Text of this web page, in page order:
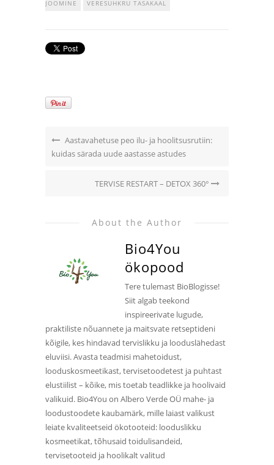
JOOMINE VERESUHKRU TASAKAAL
Aastavahetuse peo ilu- ja hoolitsusrutiin:
kuidas särada uude aastasse astudes
TERVISE RESTART – DETOX 360°
About the Author
Bio4You
ökopood
Tere tulemast BioBlogisse!
Siit algab teekond
inspireerivate lugude,
praktiliste nõuannete ja maitsvate retseptideni
kõigile, kes hindavad tervislikku ja looduslähedast
eluviisi. Avasta teadmisi mahetoidust,
looduskosmeetikast, tervisetoodetest ja puhtast
elustiilist – kõike, mis toetab teadlikke ja hoolivaid
valikuid. Bio4You on Albero Verde OÜ mahe- ja
loodustoodete kaubamärk, mille laiast valikust
leiate kvaliteetseid ökotooteid: looduslikku
kosmeetikat, tõhusaid toidulisandeid,
tervisetooteid ja hoolikalt valitud